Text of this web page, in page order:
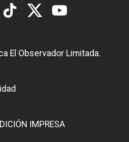
El Observador Limitada.
IMPRESA